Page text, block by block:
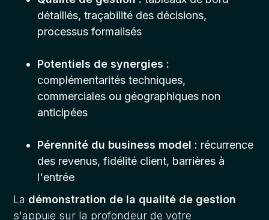
détaillés, traçabilité des décisions,
processus formalisés
Potentiels de synergies :
complémentarités techniques,
commerciales ou géographiques non
anticipées
Pérennité du business model : récurrence
des revenus, fidélité client, barrières à
l'entrée
La démonstration de la qualité de gestion
s'appuie sur la profondeur de votre